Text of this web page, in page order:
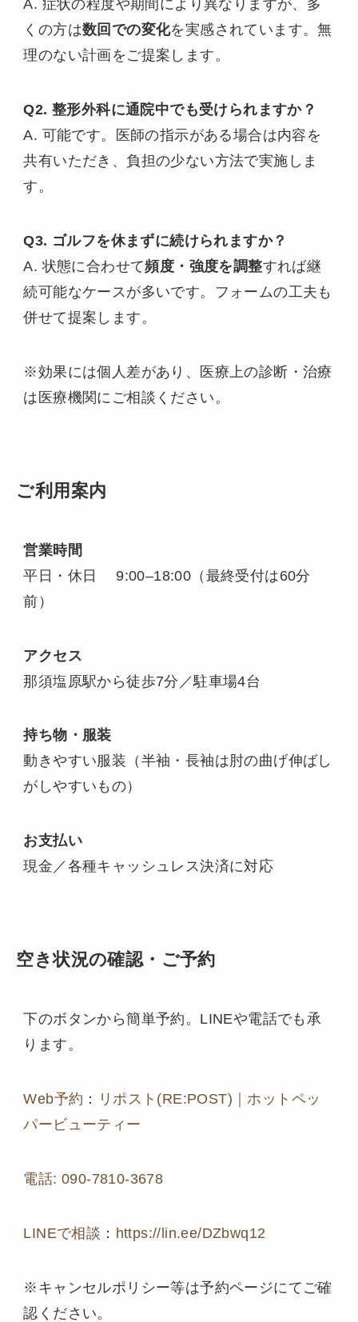
A. 症状の程度や期間により異なりますが、多
くの方は数回での変化を実感されています。無
理のない計画をご提案します。
Q2. 整形外科に通院中でも受けられますか？
A. 可能です。医師の指示がある場合は内容を
共有いただき、負担の少ない方法で実施しま
す。
Q3. ゴルフを休まずに続けられますか？
A. 状態に合わせて頻度・強度を調整すれば継
続可能なケースが多いです。フォームの工夫も
併せて提案します。
※効果には個人差があり、医療上の診断・治療
は医療機関にご相談ください。
ご利用案内
営業時間
平日・休日 9:00–18:00（最終受付は60分
前）
アクセス
那須塩原駅から徒歩7分／駐車場4台
持ち物・服装
動きやすい服装（半袖・長袖は肘の曲げ伸ばし
がしやすいもの）
お支払い
現金／各種キャッシュレス決済に対応
空き状況の確認・ご予約
下のボタンから簡単予約。LINEや電話でも承
ります。
Web予約 ：
リポスト(RE:POST)｜ホットペッ
パービューティー
電話:090-7810-3678
LINEで相談 ： https://lin.ee/DZbwq12
※キャンセルポリシー等は予約ページにてご確
認ください。